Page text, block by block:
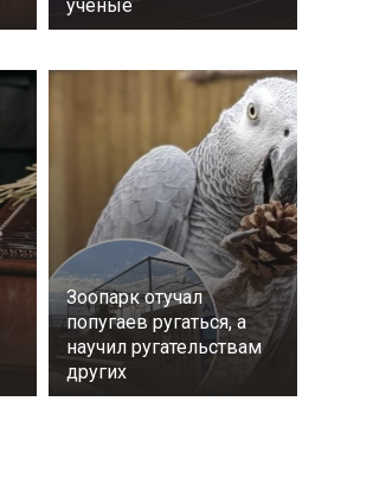
ученые
Зоопарк отучал
попугаев ругаться, а
научил ругательствам
других